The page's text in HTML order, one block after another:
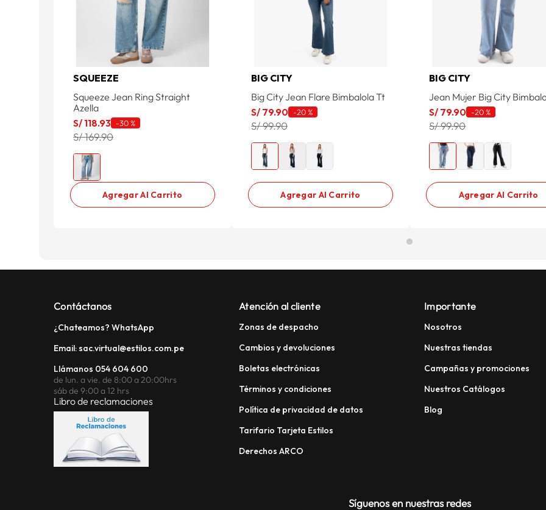
SQUEEZE
Squeeze Jean Ring Straight
Azella
S/ 118.93 -30 %
S/ 169.90
Agregar Al Carrito
BIG CITY
Big City Jean Flare Bimbalola Tt
S/ 79.90 -20 %
S/ 99.90
Agregar Al Carrito
BIG CITY
Jean Mujer Big City
S/ 79.90 -20 %
S/ 99.90
Agregar Al Carrito
Contáctanos
¿Chateamos? WhatsApp
Email: sac.virtual@estilos.com.pe
Llámanos 054 604 600
de lun. a vie. de 8:00 a 20:00hrs
sáb de 9:00 a 12 hrs
Libro de reclamaciones
Atención al cliente
Zonas de despacho
Cambios y devoluciones
Boletas electrónicas
Términos y condiciones
Política de privacidad de datos
Tarifario Tarjeta Estilos
Derechos ARCO
Importante
Nosotros
Nuestras tiendas
Campañas y promociones
Nuestros Catálogos
Blog
Síguenos en nuestras redes